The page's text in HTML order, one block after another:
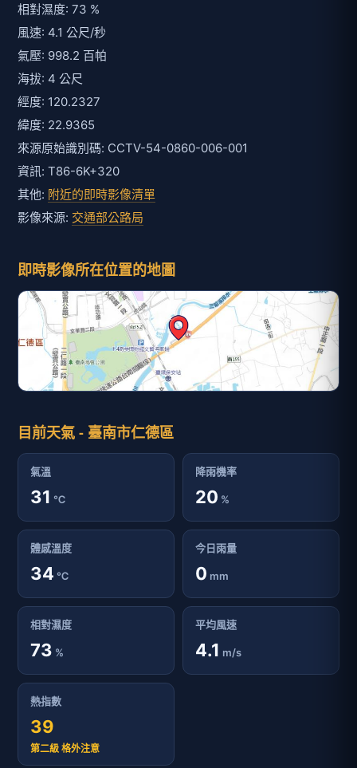
相對濕度: 73 %
風速: 4.1 公尺/秒
氣壓: 998.2 百帕
海拔: 4 公尺
經度: 120.2327
緯度: 22.9365
來源原始識別碼: CCTV-54-0860-006-001
資訊: T86-6K+320
其他: 附近的即時影像清單
影像來源: 交通部公路局
即時影像所在位置的地圖
目前天氣 - 臺南市仁德區
氣溫
31 ℃
降雨機率
20 %
體感溫度
34 ℃
今日雨量
0 mm
相對濕度
73 %
平均風速
4.1 m/s
熱指數
39
第二級 格外注意